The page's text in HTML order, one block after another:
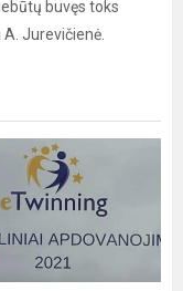
buvęs toks
Jurevičienė.